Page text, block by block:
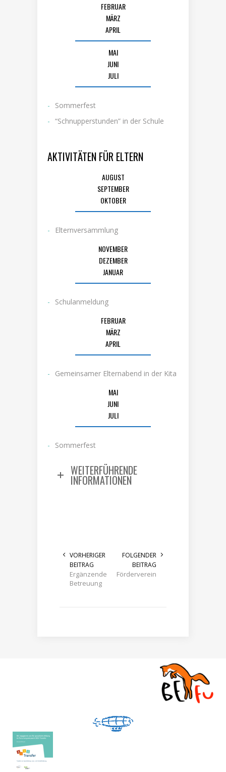
FEBRUAR
MÄRZ
APRIL
MAI
JUNI
JULI
Sommerfest
“Schnupperstunden” in der Schule
AKTIVITÄTEN FÜR ELTERN
AUGUST
SEPTEMBER
OKTOBER
Elternversammlung
NOVEMBER
DEZEMBER
JANUAR
Schulanmeldung
FEBRUAR
MÄRZ
APRIL
Gemeinsamer Elternabend in der Kita
MAI
JUNI
JULI
Sommerfest
WEITERFÜHRENDE
INFORMATIONEN
VORHERIGER
BEITRAG
Ergänzende
Betreuung
FOLGENDER
BEITRAG
Förderverein